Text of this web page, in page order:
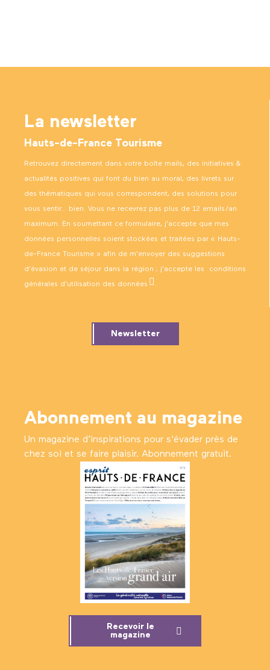
La newsletter
Hauts-de-France Tourisme
Retrouvez directement dans votre boîte mails, des initiatives &
actualités positives qui font du bien au moral, des livrets sur
des thématiques qui vous correspondent, des solutions pour
vous sentir… bien. Vous ne recevrez pas plus de 12 emails/an
maximum. En soumettant ce formulaire, j’accepte que mes
données personnelles soient stockées et traitées par « Hauts-
de-France Tourisme » afin de m’envoyer des suggestions
d’évasion et de séjour dans la région ; j’accepte les conditions
générales d’utilisation des données .
Newsletter
Abonnement au magazine
Un magazine d’inspirations pour s'évader près de
chez soi et se faire plaisir. Abonnement gratuit.
Recevoir le
magazine